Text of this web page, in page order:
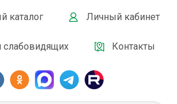
каталог Личный кабинет
слабовидящих Контакты